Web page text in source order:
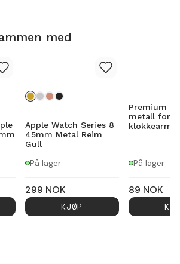
med
Apple Watch Series 8
45mm Metal Reim
Gull
På lager
299 NOK
KJØP
Premium
metall for
På lager
89 NOK